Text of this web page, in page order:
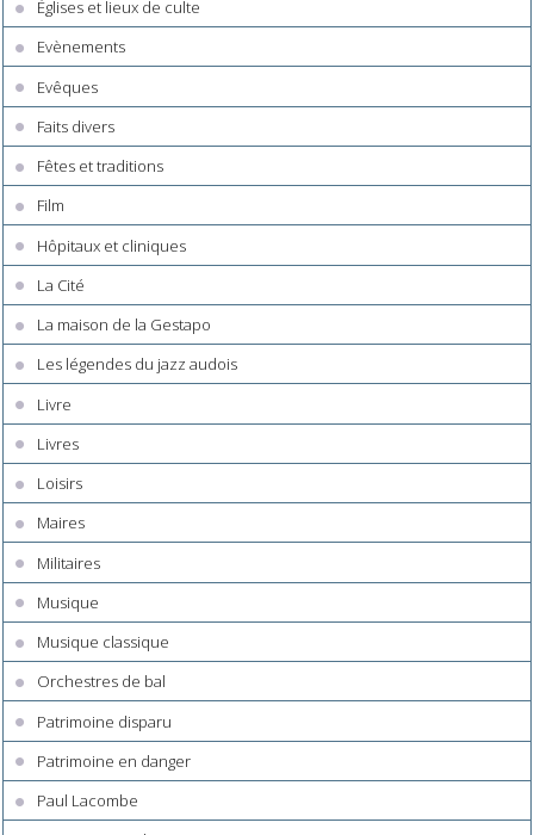
Églises et lieux de culte
Evènements
Evêques
Faits divers
Fêtes et traditions
Film
Hôpitaux et cliniques
La Cité
La maison de la Gestapo
Les légendes du jazz audois
Livre
Livres
Loisirs
Maires
Militaires
Musique
Musique classique
Orchestres de bal
Patrimoine disparu
Patrimoine en danger
Paul Lacombe